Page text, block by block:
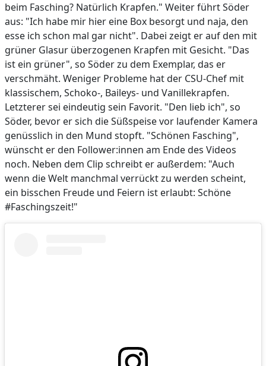
beim Fasching? Natürlich Krapfen." Weiter führt Söder
aus: "Ich habe mir hier eine Box besorgt und naja, den
esse ich schon mal gar nicht". Dabei zeigt er auf den mit
grüner Glasur überzogenen Krapfen mit Gesicht. "Das
ist ein grüner", so Söder zu dem Exemplar, das er
verschmäht. Weniger Probleme hat der CSU-Chef mit
klassischem, Schoko-, Baileys- und Vanillekrapfen.
Letzterer sei eindeutig sein Favorit. "Den lieb ich", so
Söder, bevor er sich die Süßspeise vor laufender Kamera
genüsslich in den Mund stopft. "Schönen Fasching",
wünscht er den Follower:innen am Ende des Videos
noch. Neben dem Clip schreibt er außerdem: "Auch
wenn die Welt manchmal verrückt zu werden scheint,
ein bisschen Freude und Feiern ist erlaubt: Schöne
#Faschingszeit!"